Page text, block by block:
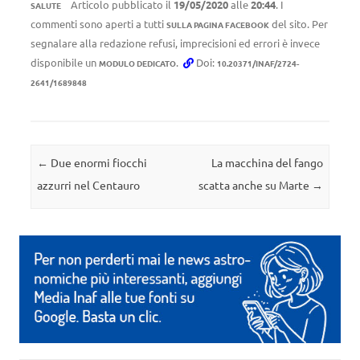
SALUTE Articolo pubblicato il 19/05/2020alle20:44. I
commenti sono aperti a tutti SULLA PAGINA FACEBOOK del sito. Per
segnalare alla redazione refusi, imprecisioni ed errori è invece
disponibile un MODULO DEDICATO. Doi: 10.20371/INAF/2724-
2641/1689848
Navigazione articolo
← Due enormi fiocchi
azzurri nel Centauro
La macchina del fango
scatta anche su Marte →